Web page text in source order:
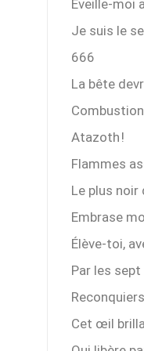
Éveille-moi
Je suis le
666
La bête
Atazoth !
Flammes
Le plus
Embrase
Élève-toi,
Par les
Cet œil